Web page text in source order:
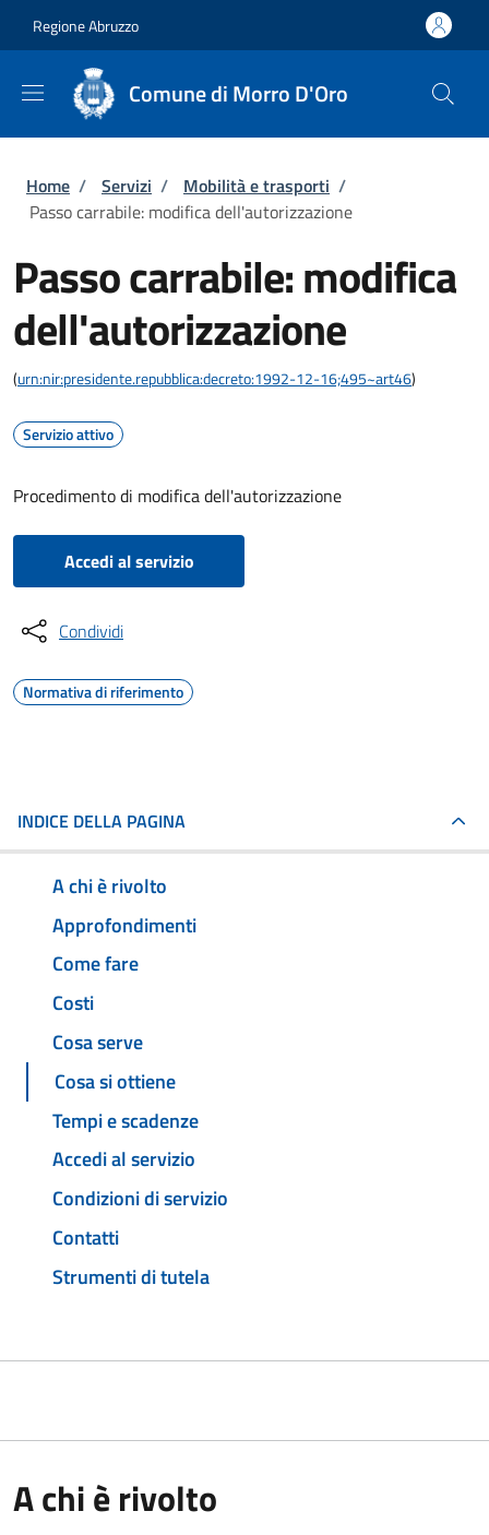
Regione Abruzzo
Comune di Morro D'Oro
Briciole di pane
Home / Servizi / Mobilità e trasporti /
Passo carrabile: modifica dell'autorizzazione
Passo carrabile: modifica
dell'autorizzazione
(urn:nir:presidente.repubblica:decreto:1992-12-16;495~art46)
Servizio attivo
Procedimento di modifica dell'autorizzazione
Accedi al servizio
Condividi
Normativa di riferimento
INDICE DELLA PAGINA
A chi è rivolto
Approfondimenti
Come fare
Costi
Cosa serve
Cosa si ottiene
Tempi e scadenze
Accedi al servizio
Condizioni di servizio
Contatti
Strumenti di tutela
A chi è rivolto